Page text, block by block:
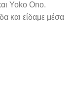
Yoko Ono.
και είδαμε μέσα